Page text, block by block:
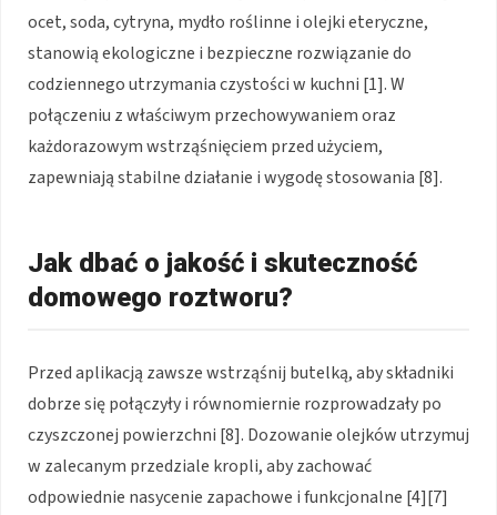
ocet, soda, cytryna, mydło roślinne i olejki eteryczne,
stanowią ekologiczne i bezpieczne rozwiązanie do
codziennego utrzymania czystości w kuchni [1]. W
połączeniu z właściwym przechowywaniem oraz
każdorazowym wstrząśnięciem przed użyciem,
zapewniają stabilne działanie i wygodę stosowania [8].
Jak dbać o jakość i skuteczność
domowego roztworu?
Przed aplikacją zawsze wstrząśnij butelką, aby składniki
dobrze się połączyły i równomiernie rozprowadzały po
czyszczonej powierzchni [8]. Dozowanie olejków utrzymuj
w zalecanym przedziale kropli, aby zachować
odpowiednie nasycenie zapachowe i funkcjonalne [4][7]